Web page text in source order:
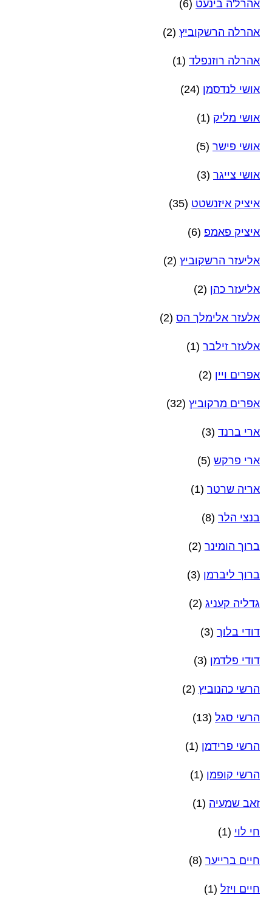
אהרל'ה בינעט (6)
אהרלה הרשקוביץ (2)
אהרלה רוזנפלד (1)
אושי לנדסמן (24)
אושי מליק (1)
אושי פישר (5)
אושי צייגר (3)
איציק איזנשטט (35)
איציק פאמפ (6)
אליעזר הרשקוביץ (2)
אליעזר כהן (2)
אלעזר אלימלך הס (2)
אלעזר זילבר (1)
אפרים ויין (2)
אפרים מרקוביץ (32)
ארי ברנד (3)
ארי פרקש (5)
אריה שרטר (1)
בנצי הלר (8)
ברוך הומינר (2)
ברוך ליברמן (3)
גדליה קעניג (2)
דודי בלוך (3)
דודי פלדמן (3)
הרשי כהנוביץ (2)
הרשי סגל (13)
הרשי פרידמן (1)
הרשי קופמן (1)
זאב שמעיה (1)
חי לוי (1)
חיים ברייער (8)
חיים ויזל (1)